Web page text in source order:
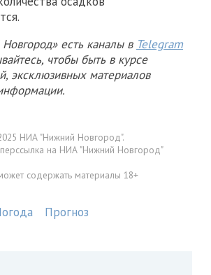
есть каналы в Telegram
чтобы быть в курсе
эксклюзивных материалов
НИА "Нижний Новгород".
на НИА "Нижний Новгород"
содержать материалы 18+
Прогноз